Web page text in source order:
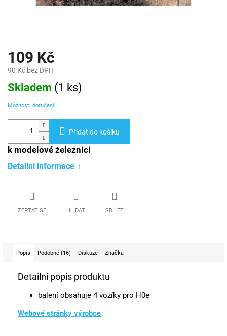
109 Kč
90 Kč bez DPH
Měrná
cena:
Skladem (1 ks)
Možnosti doručení
Přidat do košíku
k modelové železnici
Detailní informace
ZEPTAT SE HLÍDAT SDÍLET
Popis Podobné (16) Diskuze Značka
Detailní popis produktu
balení obsahuje 4 vozíky pro H0e
Webové stránky výrobce